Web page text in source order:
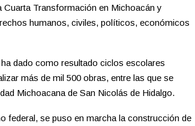
Transformación en Michoacán y
humanos, civiles, políticos, económicos
dado como resultado ciclos escolares
más de mil 500 obras, entre las que se
Michoacana de San Nicolás de Hidalgo.
federal, se puso en marcha la construcción de